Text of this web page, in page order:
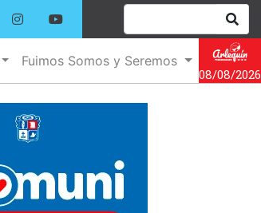
Fuimos Somos y Seremos
08/08/2026